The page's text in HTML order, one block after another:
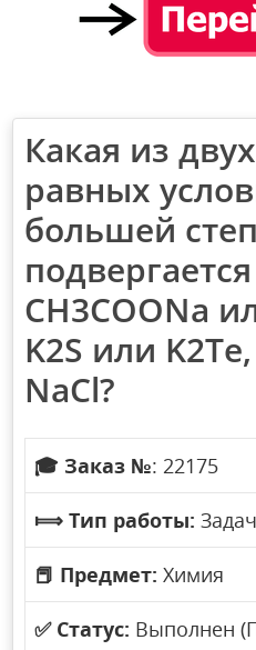
Какая из
равных
большей
CH3COONa
K2S или
NaCl?
🎓 Заказ №: 22175
⟾ Тип работы:
📕 Предмет: Химия
✅ Статус: Выполнен